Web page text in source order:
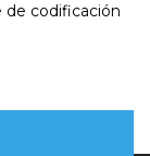
de codificación